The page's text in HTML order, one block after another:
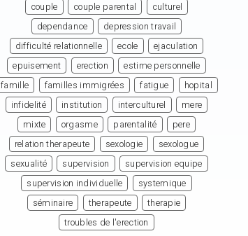
couple
couple parental
culturel
dependance
depression travail
difficulté relationnelle
ecole
ejaculation
epuisement
erection
estime personnelle
famille
familles immigrées fatigue
hopital
infidelité
institution interculturel
mere
mixte
orgasme parentalité
pere
relation therapeute
sexologie
sexologue
sexualité
supervision
supervision equipe
supervision individuelle
systemique
séminaire
therapeute
therapie
troubles de l'erection